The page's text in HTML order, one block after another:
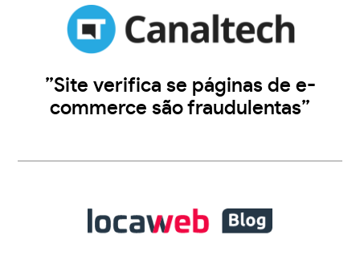
”Site verifica se páginas de e-
commerce são fraudulentas”